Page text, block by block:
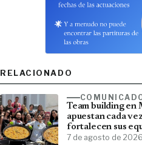
RELACIONADO
Team building en
apuestan cada
fortalecen sus
7 de agosto de 2026